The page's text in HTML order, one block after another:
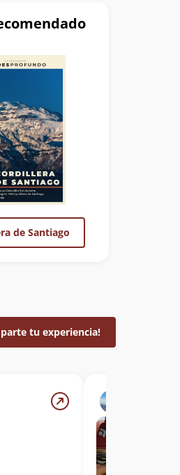
de Santiago
tu experiencia!